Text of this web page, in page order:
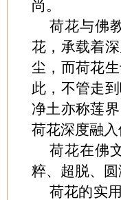
尚。
荷花与佛
花，承载着
尘，而荷花
此，不管走
净土亦称莲
荷花深度融入
荷花在佛
粹、超脱、圆
荷花的实